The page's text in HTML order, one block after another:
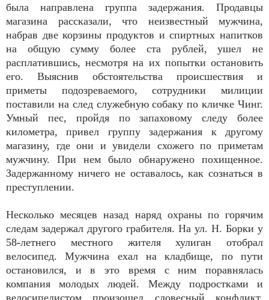
была направлена группа задержания. Продавцы
магазина рассказали, что неизвестный мужчина,
набрав две корзины продуктов и спиртных напитков
на общую сумму более ста рублей, ушел не
расплатившись, несмотря на их попытки остановить
его. Выяснив обстоятельства происшествия и
приметы подозреваемого, сотрудники милиции
поставили на след служебную собаку по кличке Чинг.
Умный пес, пройдя по запаховому следу более
километра, привел группу задержания к другому
магазину, где они и увидели схожего по приметам
мужчину. При нем было обнаружено похищенное.
Задержанному ничего не оставалось, как сознаться в
преступлении.
Несколько месяцев назад наряд охраны по горячим
следам задержал другого грабителя. На ул. Н. Борки у
58-летнего местного жителя хулиган отобрал
велосипед. Мужчина ехал на кладбище, по пути
остановился, и в это время с ним поравнялась
компания молодых людей. Между подростками и
велосипедистом произошел словесный конфликт.